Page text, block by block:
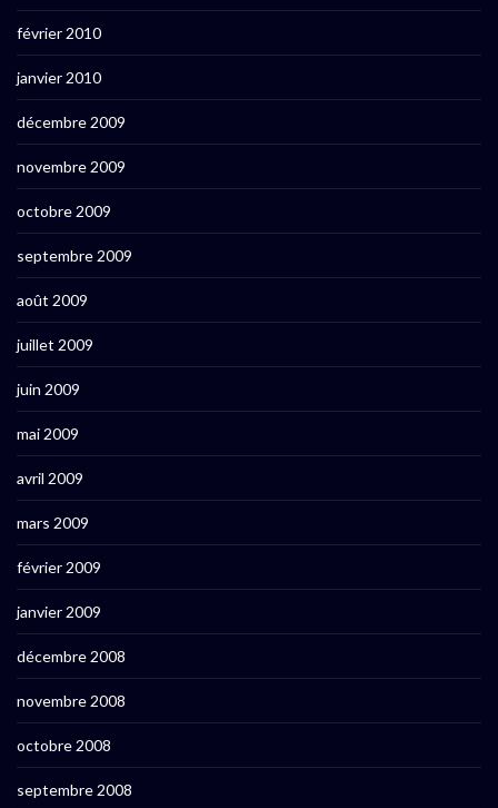
février 2010
janvier 2010
décembre 2009
novembre 2009
octobre 2009
septembre 2009
août 2009
juillet 2009
juin 2009
mai 2009
avril 2009
mars 2009
février 2009
janvier 2009
décembre 2008
novembre 2008
octobre 2008
septembre 2008